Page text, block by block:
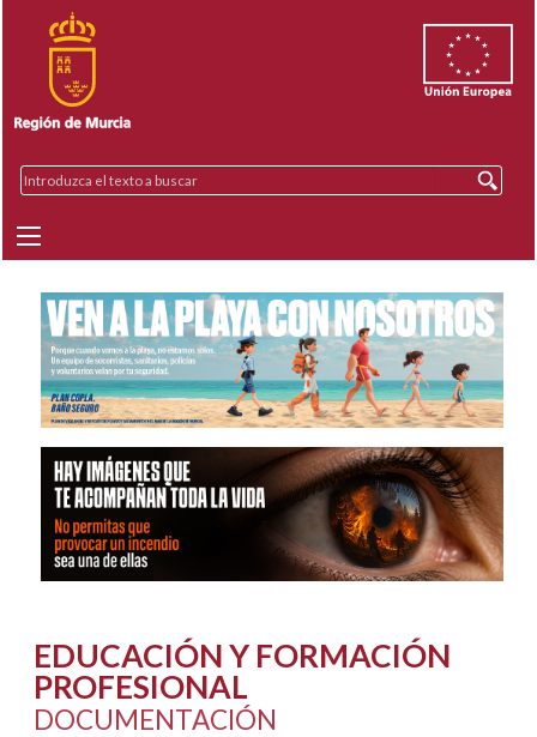
EDUCACIÓN Y FORMACIÓN
PROFESIONAL
DOCUMENTACIÓN